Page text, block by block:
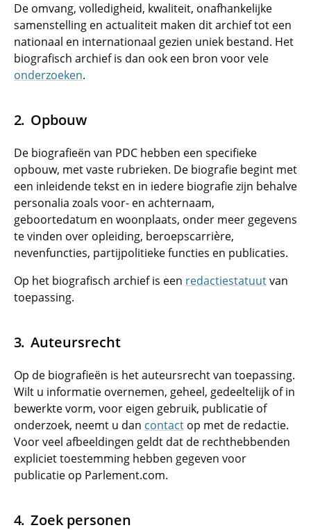
De omvang, volledigheid, kwaliteit, onafhankelijke
samenstelling en actualiteit maken dit archief tot een
nationaal en internationaal gezien uniek bestand. Het
biografisch archief is dan ook een bron voor vele
onderzoeken.
Opbouw
De biografieën van PDC hebben een specifieke
opbouw, met vaste rubrieken. De biografie begint met
een inleidende tekst en in iedere biografie zijn behalve
personalia zoals voor- en achternaam,
geboortedatum en woonplaats, onder meer gegevens
te vinden over opleiding, beroepscarrière,
nevenfuncties, partijpolitieke functies en publicaties.
Op het biografisch archief is een redactiestatuutvan
toepassing.
Auteursrecht
Op de biografieën is het auteursrecht van toepassing.
Wilt u informatie overnemen, geheel, gedeeltelijk of in
bewerkte vorm, voor eigen gebruik, publicatie of
onderzoek, neemt u dan contact op met de redactie.
Voor veel afbeeldingen geldt dat de rechthebbenden
expliciet toestemming hebben gegeven voor
publicatie op Parlement.com.
Zoek personen